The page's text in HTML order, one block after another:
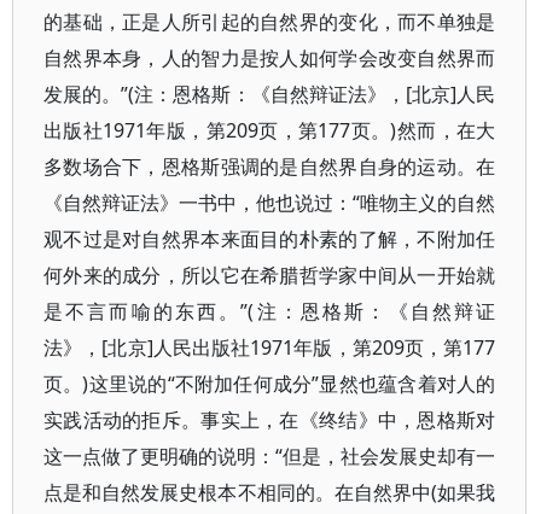
的基础，正是人所引起的自然界的变化，而不单独是
自然界本身，人的智力是按人如何学会改变自然界而
发展的。”(注：恩格斯：《自然辩证法》，[北京]人民
出版社1971年版，第209页，第177页。)然而，在大
多数场合下，恩格斯强调的是自然界自身的运动。在
《自然辩证法》一书中，他也说过：“唯物主义的自然
观不过是对自然界本来面目的朴素的了解，不附加任
何外来的成分，所以它在希腊哲学家中间从一开始就
是不言而喻的东西。”(注：恩格斯：《自然辩证
法》，[北京]人民出版社1971年版，第209页，第177
页。)这里说的“不附加任何成分”显然也蕴含着对人的
实践活动的拒斥。事实上，在《终结》中，恩格斯对
这一点做了更明确的说明：“但是，社会发展史却有一
点是和自然发展史根本不相同的。在自然界中(如果我